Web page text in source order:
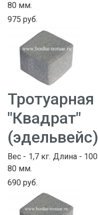
80 мм.
975 руб.
(эдельвейс)
Вес - 1,7 кг. Длина -
80 мм.
690 руб.